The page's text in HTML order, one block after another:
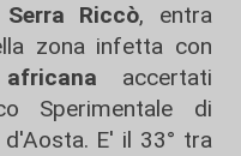
Serra Riccò, entra
zona infetta con
accertati
Sperimentale di
d'Aosta. E' il 33° tra